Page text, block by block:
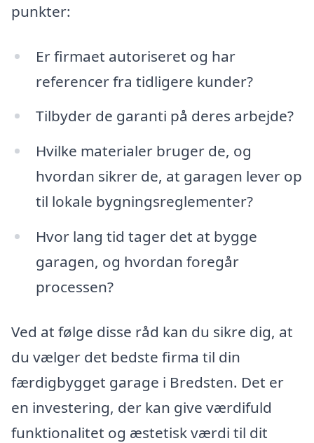
punkter:
Er firmaet autoriseret og har
referencer fra tidligere kunder?
Tilbyder de garanti på deres arbejde?
Hvilke materialer bruger de, og
hvordan sikrer de, at garagen lever op
til lokale bygningsreglementer?
Hvor lang tid tager det at bygge
garagen, og hvordan foregår
processen?
Ved at følge disse råd kan du sikre dig, at
du vælger det bedste firma til din
færdigbygget garage i Bredsten. Det er
en investering, der kan give værdifuld
funktionalitet og æstetisk værdi til dit